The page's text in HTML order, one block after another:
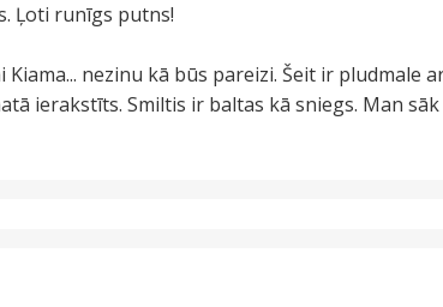
Ļoti runīgs putns!
nezinu kā būs pareizi. Šeit ir pludmale
ierakstīts. Smiltis ir baltas kā sniegs. Man